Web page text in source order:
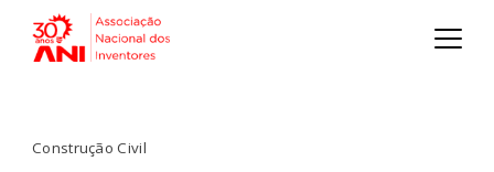
Construção Civil